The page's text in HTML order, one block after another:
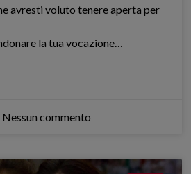
avresti voluto tenere aperta per
la tua vocazione…
Nessun commento